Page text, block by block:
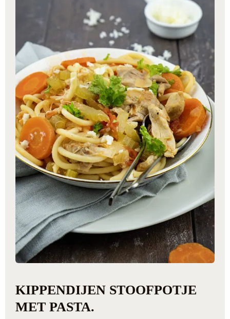
KIPPENDIJEN STOOFPOTJE
MET PASTA.